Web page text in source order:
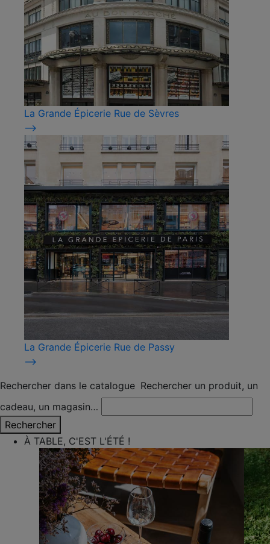
La Grande Épicerie Rue de Sèvres
⟶
La Grande Épicerie Rue de Passy
⟶
Rechercher dans le catalogue Rechercher un produit, un
cadeau, un magasin…
Rechercher
À TABLE, C'EST L'ÉTÉ !